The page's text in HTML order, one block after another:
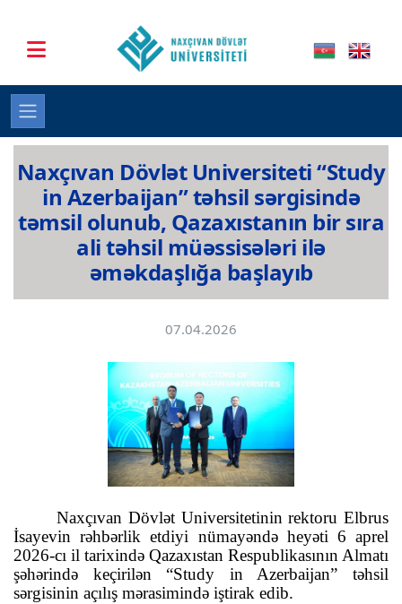
Naxçıvan Dövlət Universiteti “Study
in Azerbaijan” təhsil sərgisində
təmsil olunub, Qazaxıstanın bir sıra
ali təhsil müəssisələri ilə
əməkdaşlığa başlayıb
07.04.2026
Naxçıvan Dövlət Universitetinin rektoru Elbrus
İsayevin rəhbərlik etdiyi nümayəndə heyəti 6 aprel
2026-cı il tarixində Qazaxıstan Respublikasının Almatı
şəhərində keçirilən “Study in Azerbaijan” təhsil
sərgisinin açılış mərasimində iştirak edib.